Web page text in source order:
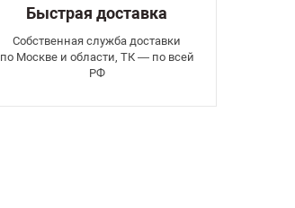
Быстрая доставка
Собственная служба доставки
по Москве и области, ТК — по всей
РФ